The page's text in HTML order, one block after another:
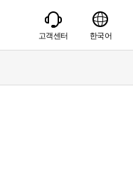
고객센터 한국어